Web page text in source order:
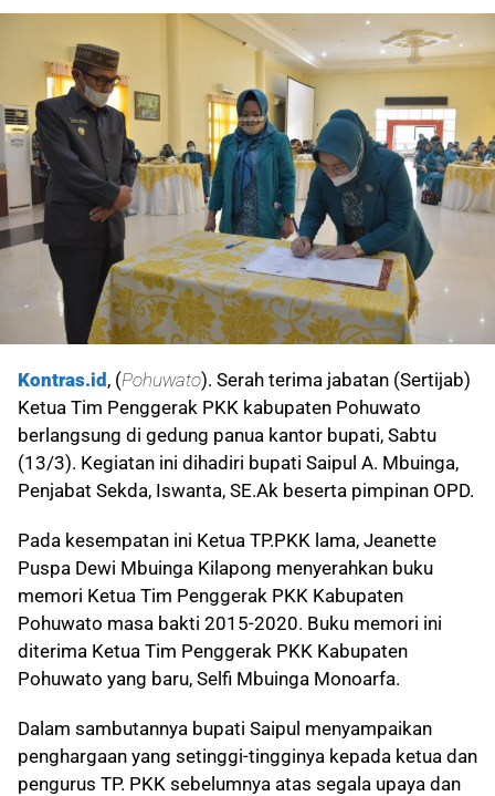
Kontras.id, (Pohuwato). Serah terima jabatan (Sertijab)
Ketua Tim Penggerak PKK kabupaten Pohuwato
berlangsung di gedung panua kantor bupati, Sabtu
(13/3). Kegiatan ini dihadiri bupati Saipul A. Mbuinga,
Penjabat Sekda, Iswanta, SE.Ak beserta pimpinan OPD.
Pada kesempatan ini Ketua TP.PKK lama, Jeanette
Puspa Dewi Mbuinga Kilapong menyerahkan buku
memori Ketua Tim Penggerak PKK Kabupaten
Pohuwato masa bakti 2015-2020. Buku memori ini
diterima Ketua Tim Penggerak PKK Kabupaten
Pohuwato yang baru, Selfi Mbuinga Monoarfa.
Dalam sambutannya bupati Saipul menyampaikan
penghargaan yang setinggi-tingginya kepada ketua dan
pengurus TP. PKK sebelumnya atas segala upaya dan